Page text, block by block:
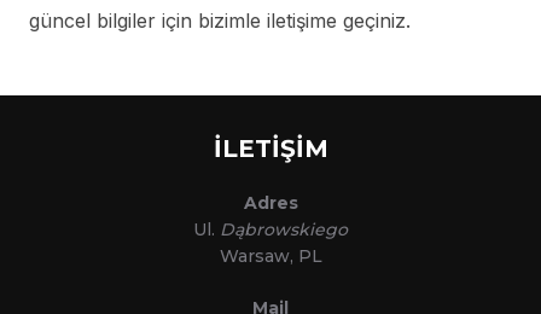
güncel bilgiler için bizimle iletişime geçiniz.
İLETİŞİM
Adres
Ul. Dąbrowskiego
Warsaw, PL
Mail